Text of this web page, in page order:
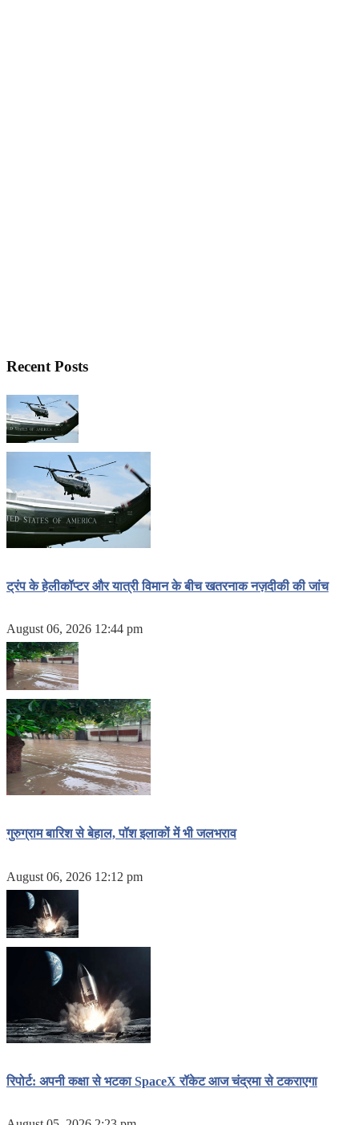
Recent Posts
ट्रंप के हेलीकॉप्टर और यात्री विमान के बीच खतरनाक नज़दीकी की जांच
August 06, 2026 12:44 pm
गुरुग्राम बारिश से बेहाल, पॉश इलाकों में भी जलभराव
August 06, 2026 12:12 pm
रिपोर्ट: अपनी कक्षा से भटका SpaceX रॉकेट आज चंद्रमा से टकराएगा